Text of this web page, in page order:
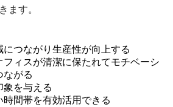
ます。
につながり生産性が向上する
フィスが清潔に保たれてモチベーシ
ながる
象を与える
時間帯を有効活用できる